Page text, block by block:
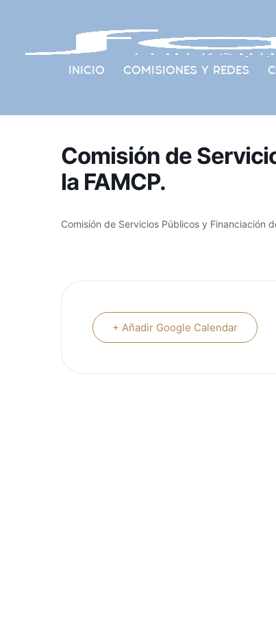
INICIO COMISIONES Y REDES
Comisión de
la FAMCP.
Comisión de Servicios Públicos y Financiación
+ Añadir Google Calendar